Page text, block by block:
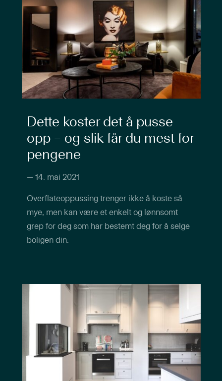
Dette koster det å pusse
opp – og slik får du mest for
pengene
—14. mai 2021
Overflateoppussing trenger ikke å koste så
mye, men kan være et enkelt og lønnsomt
grep for deg som har bestemt deg for å selge
boligen din.